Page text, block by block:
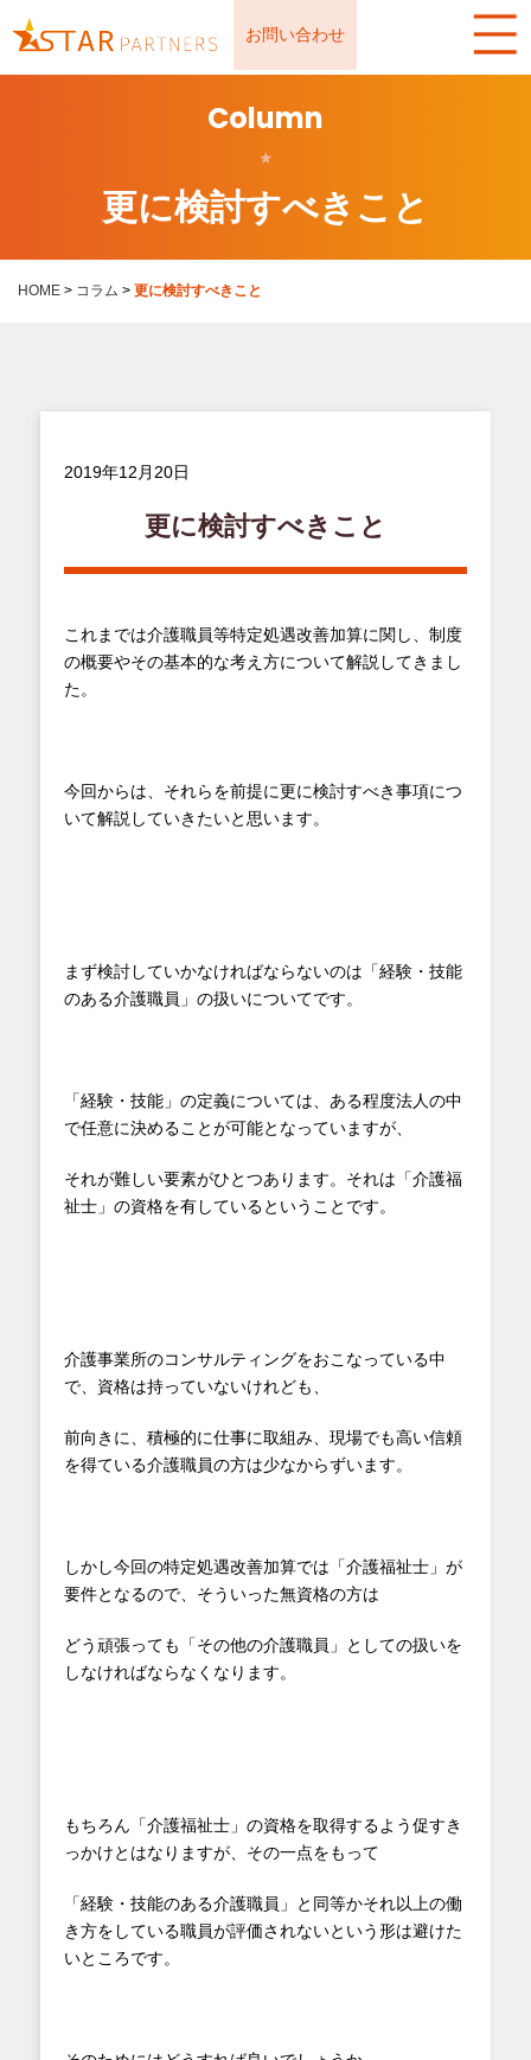
お問い合わせ
Column
★
更に検討すべきこと
HOME > コラム > 更に検討すべきこと
2019年12月20日
更に検討すべきこと
これまでは介護職員等特定処遇改善加算に関し、制度
の概要やその基本的な考え方について解説してきまし
た。
今回からは、それらを前提に更に検討すべき事項につ
いて解説していきたいと思います。
まず検討していかなければならないのは「経験・技能
のある介護職員」の扱いについてです。
「経験・技能」の定義については、ある程度法人の中
で任意に決めることが可能となっていますが、
それが難しい要素がひとつあります。それは「介護福
祉士」の資格を有しているということです。
介護事業所のコンサルティングをおこなっている中
で、資格は持っていないけれども、
前向きに、積極的に仕事に取組み、現場でも高い信頼
を得ている介護職員の方は少なからずいます。
しかし今回の特定処遇改善加算では「介護福祉士」が
要件となるので、そういった無資格の方は
どう頑張っても「その他の介護職員」としての扱いを
しなければならなくなります。
もちろん「介護福祉士」の資格を取得するよう促すき
っかけとはなりますが、その一点をもって
「経験・技能のある介護職員」と同等かそれ以上の働
き方をしている職員が評価されないという形は避けた
いところです。